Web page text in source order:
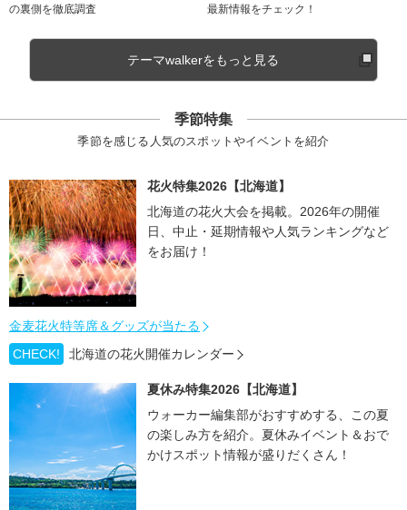
の裏側を徹底調査
最新情報をチェック！
テーマwalkerをもっと見る
季節特集
季節を感じる人気のスポットやイベントを紹介
花火特集2026【北海道】
北海道の花火大会を掲載。2026年の開催
日、中止・延期情報や人気ランキングなど
をお届け！
金麦花火特等席＆グッズが当たる
CHECK!
北海道の花火開催カレンダー
夏休み特集2026【北海道】
ウォーカー編集部がおすすめする、この夏
の楽しみ方を紹介。夏休みイベント＆おで
かけスポット情報が盛りだくさん！